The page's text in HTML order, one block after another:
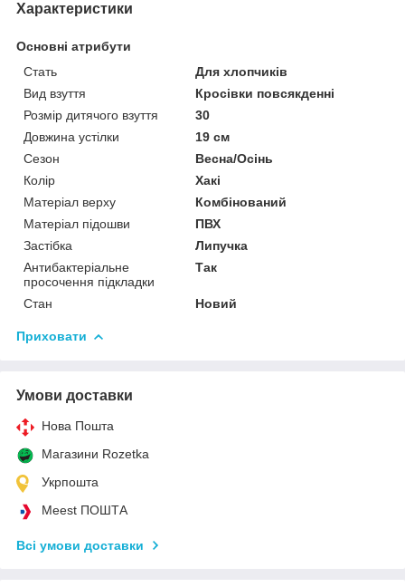
Характеристики
Основні атрибути
Стать
Для хлопчиків
Вид взуття
Кросівки повсякденні
Розмір дитячого взуття
30
Довжина устілки
19 см
Сезон
Весна/Осінь
Колір
Хакі
Матеріал верху
Комбінований
Матеріал підошви
ПВХ
Застібка
Липучка
Антибактеріальне
просочення підкладки
Так
Стан Новий
Приховати
Умови доставки
Нова Пошта
Магазини Rozetka
Укрпошта
Meest ПОШТА
Всі умови доставки